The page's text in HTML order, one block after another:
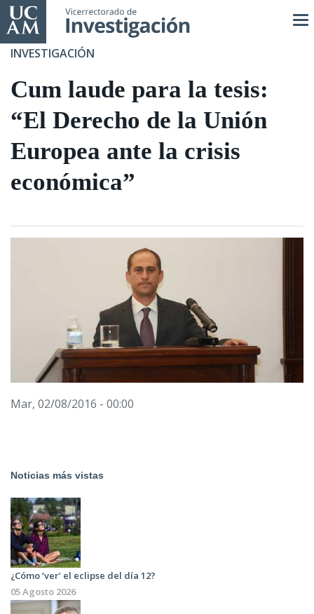
Pasar
al
contenido
INVESTIGACIÓN
Cum laude para la tesis:
“El Derecho de la Unión
Europea ante la crisis
económica”
Mar, 02/08/2016 - 00:00
Noticias más vistas
¿Cómo ‘ver’ el eclipse del día 12?
05 Agosto 2026